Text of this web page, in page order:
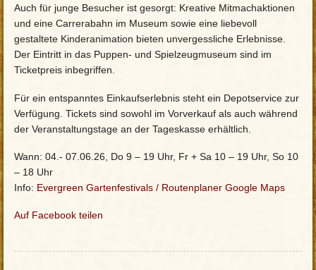
Auch für junge Besucher ist gesorgt: Kreative Mitmachaktionen
und eine Carrerabahn im Museum sowie eine liebevoll
gestaltete Kinderanimation bieten unvergessliche Erlebnisse.
Der Eintritt in das Puppen- und Spielzeugmuseum sind im
Ticketpreis inbegriffen.
Für ein entspanntes Einkaufserlebnis steht ein Depotservice zur
Verfügung. Tickets sind sowohl im Vorverkauf als auch während
der Veranstaltungstage an der Tageskasse erhältlich.
Wann: 04.- 07.06.26, Do 9 – 19 Uhr, Fr + Sa 10 – 19 Uhr, So 10
– 18 Uhr
Info: Evergreen Gartenfestivals / Routenplaner Google Maps
Auf Facebook teilen